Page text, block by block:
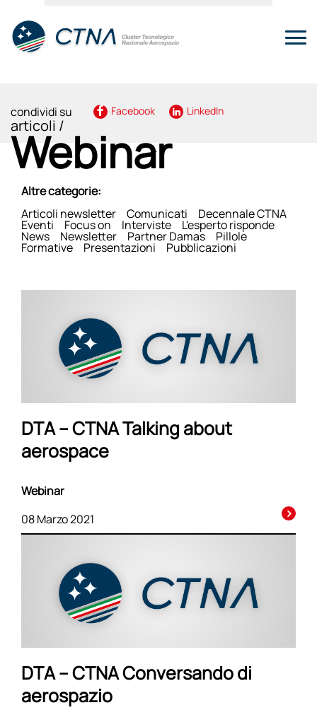
articoli /
condividi su Facebook LinkedIn
Webinar
Altre categorie:
Articoli newsletter
Comunicati Decennale CTNA
Eventi Focus on Interviste L'esperto risponde
News Newsletter Partner Damas Pillole
Formative Presentazioni Pubblicazioni
DTA – CTNA Talking about
aerospace
Webinar
08 Marzo 2021
DTA – CTNA Conversando di
aerospazio